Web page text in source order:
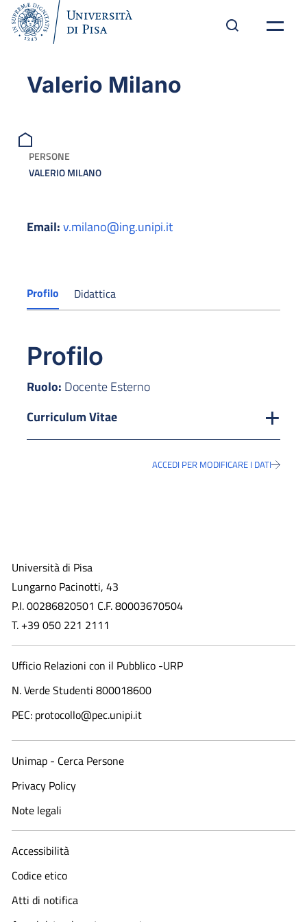
Valerio Milano
PERSONE
VALERIO MILANO
Email:v.milano@ing.unipi.it
Profilo Didattica
Profilo
Ruolo: Docente Esterno
Curriculum Vitae
ACCEDI PER MODIFICARE I DATI
Università di Pisa
Lungarno Pacinotti, 43
P.I. 00286820501 C.F. 80003670504
T. +39 050 221 2111
Ufficio Relazioni con il Pubblico -URP
N. Verde Studenti 800018600​
PEC: protocollo@pec.unipi.it
Unimap - Cerca Persone
Privacy Policy
Note legali
Accessibilità
Codice etico
Atti di notifica